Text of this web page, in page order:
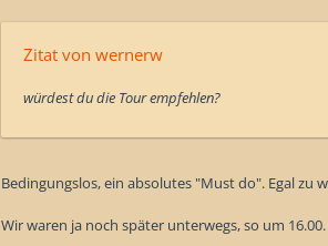
Zitat von wernerw
würdest du die Tour empfehlen?
Bedingungslos, ein absolutes "Must do". Egal zu
Wir waren ja noch später unterwegs, so um 16.00.